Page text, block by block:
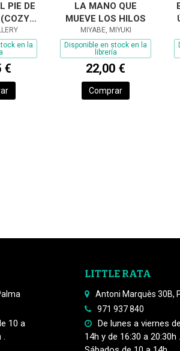
PIE DE
en la
€
LA MANO QUE
MUEVE LOS HILOS
MIYABE, MIYUKI
Disponible en stock en la
librería
22,00 €
Comprar
10 a
.
LITTLE RATA
Antoni Marquès 30B,
971 937 840
De lunes a viernes
14h y de 16:30 a 20:30h .